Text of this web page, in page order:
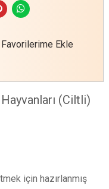
Favorilerime Ekle
(Ciltli)
için hazırlanmış